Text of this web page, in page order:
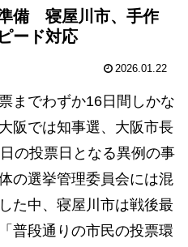
備 寝屋川市、手作
ード対応
2026.01.22
までわずか16日間しかな
阪では知事選、大阪市長
の投票日となる異例の事
の選挙管理委員会には混
た中、寝屋川市は戦後最
普段通りの市民の投票環